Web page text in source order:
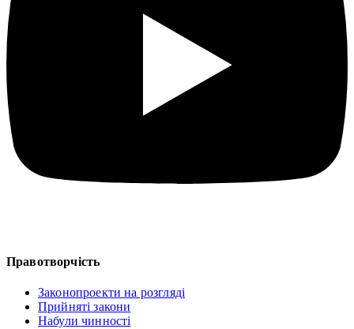
Правотворчість
Законопроекти на розгляді
Прийняті закони
Набули чинності